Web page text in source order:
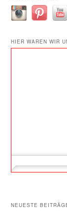
HIER WAREN WIR
NEUESTE